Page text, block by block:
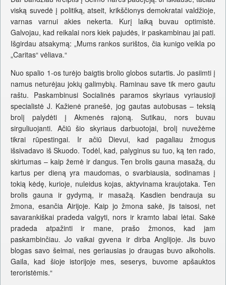
viską suvedė į politiką, atseit, krikščionys demokratai valdžioje,
varnas varnui akies nekerta. Kurį laiką buvau optimistė.
Galvojau, kad reikalai nors kiek pajudės, ir paskambinau jai pati.
Išgirdau atsakymą: „Mums rankos surištos, čia kunigo veikla po
„Caritas“ vėliava.“
Nuo spalio 1-os turėjo baigtis brolio globos sutartis. Jo pasiimti į
namus neturėjau jokių galimybių. Raminau save tik mero gautu
raštu. Paskambinusi Socialinės paramos skyriaus vyriausioji
specialistė J. Kažienė pranešė, jog gautas autobusas – teksią
brolį palydėti į Akmenės rajoną. Sutikau, nors buvau
sirguliuojanti. Ačiū šio skyriaus darbuotojai, brolį nuvežėme
tikrai rūpestingai. Ir ačiū Dievui, kad pagaliau žmogus
išsivadavo iš Skuodo. Todėl, kad, palyginus su tuo, ką ten rado,
skirtumas – kaip žemė ir dangus. Ten brolis gauna masažą, du
kartus per dieną yra maudomas, o svarbiausia, sodinamas į
tokią kėdę, kurioje, nuleidus kojas, aktyvinama kraujotaka. Ten
brolis gauna ir gydymą, ir masažą. Kasdien bendrauja su
žmona, esančia Airijoje. Kaip jo žmona sakė, jis taisosi, net
savarankiškai pradeda valgyti, nors ir kramto labai lėtai. Sakė
pradeda atpažinti ir mane, prašo žmonos, kad jam
paskambinčiau. Jo vaikai gyvena ir dirba Anglijoje. Jis buvo
blogas savo šeimai, nes geriausias jo draugas buvo alkoholis.
Gaila, kad šioje istorijoje mes, seserys, buvome apšauktos
teroristėmis.“